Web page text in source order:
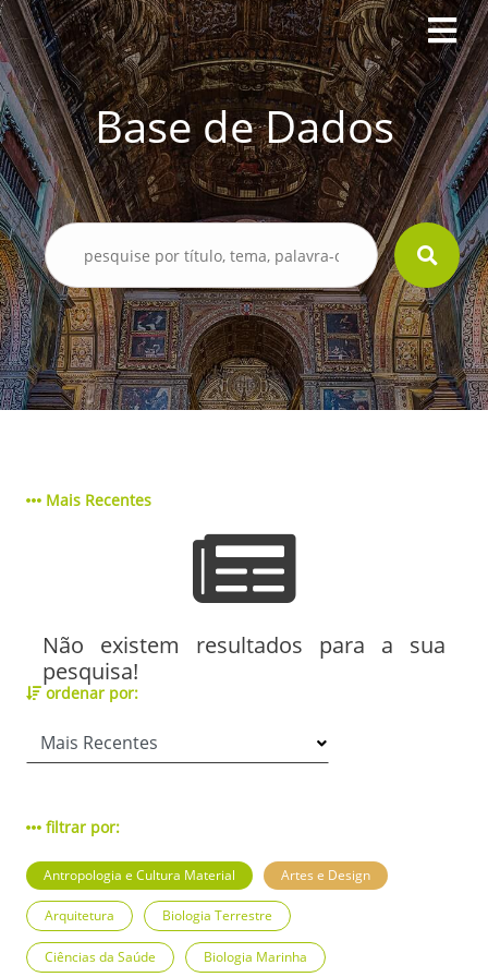
Base de Dados
Mais Recentes
Não existem resultados para a sua
pesquisa!
ordenar por:
filtrar por:
Antropologia e Cultura Material Artes e Design
Arquitetura Biologia Terrestre
Ciências da Saúde Biologia Marinha